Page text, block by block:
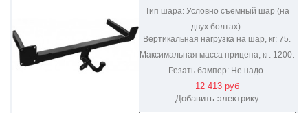
Тип шара:Условно съемный шар (на
двух болтах).
Вертикальная нагрузка на шар, кг: 75.
Максимальная масса прицепа, кг: 1200.
Резать бампер: Не надо.
12 413 руб
Добавить электрику